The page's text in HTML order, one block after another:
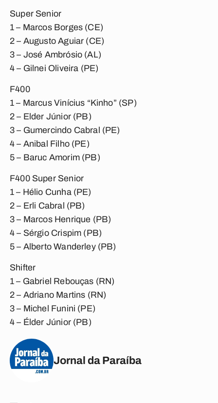
Super Senior
1 – Marcos Borges (CE)
2 – Augusto Aguiar (CE)
3 – José Ambrósio (AL)
4 – Gilnei Oliveira (PE)
F400
1 – Marcus Vinícius “Kinho” (SP)
2 – Elder Júnior (PB)
3 – Gumercindo Cabral (PE)
4 – Anibal Filho (PE)
5 – Baruc Amorim (PB)
F400 Super Senior
1 – Hélio Cunha (PE)
2 – Erli Cabral (PB)
3 – Marcos Henrique (PB)
4 – Sérgio Crispim (PB)
5 – Alberto Wanderley (PB)
Shifter
1 – Gabriel Rebouças (RN)
2 – Adriano Martins (RN)
3 – Michel Funini (PE)
4 – Élder Júnior (PB)
Jornal da Paraíba